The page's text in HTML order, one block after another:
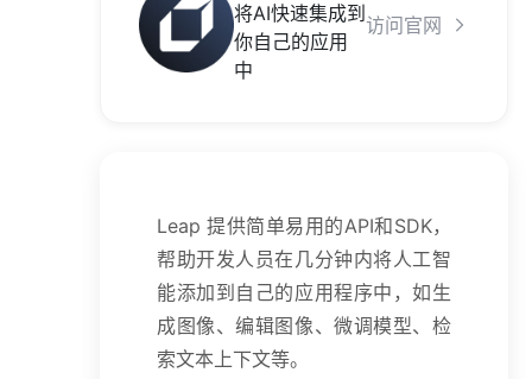
将AI快速集成到
你自己的应用
中
访问官网
Leap 提供简单易用的API和SDK，
帮助开发人员在几分钟内将人工智
能添加到自己的应用程序中，如生
成图像、编辑图像、微调模型、检
索文本上下文等。